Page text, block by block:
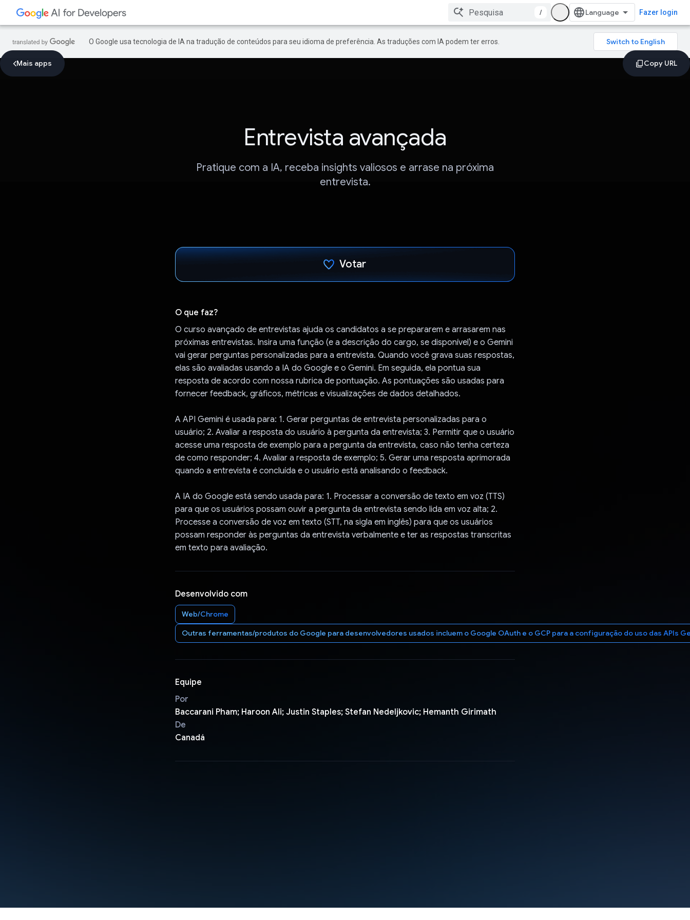
/ Fazer login
O Google usa tecnologia de IA na tradução de conteúdos para seu idioma de preferência. As traduções com IA podem ter erros.
Mais apps
Entrevista avançada
Pratique com a IA, receba insights valiosos e arrase na próxima
entrevista.
Votar
O que faz?
O curso avançado de entrevistas ajuda os candidatos a se prepararem e arrasarem nas
próximas entrevistas. Insira uma função (e a descrição do cargo, se disponível) e o Gemini
vai gerar perguntas personalizadas para a entrevista. Quando você grava suas respostas,
elas são avaliadas usando a IA do Google e o Gemini. Em seguida, ela pontua sua
resposta de acordo com nossa rubrica de pontuação. As pontuações são usadas para
fornecer feedback, gráficos, métricas e visualizações de dados detalhados.
A API Gemini é usada para: 1. Gerar perguntas de entrevista personalizadas para o
usuário; 2. Avaliar a resposta do usuário à pergunta da entrevista; 3. Permitir que o usuário
acesse uma resposta de exemplo para a pergunta da entrevista, caso não tenha certeza
de como responder; 4. Avaliar a resposta de exemplo; 5. Gerar uma resposta aprimorada
quando a entrevista é concluída e o usuário está analisando o feedback.
A IA do Google está sendo usada para: 1. Processar a conversão de texto em voz (TTS)
para que os usuários possam ouvir a pergunta da entrevista sendo lida em voz alta; 2.
Processe a conversão de voz em texto (STT, na sigla em inglês) para que os usuários
possam responder às perguntas da entrevista verbalmente e ter as respostas transcritas
em texto para avaliação.
Desenvolvido com
Web/Chrome
Outras ferramentas/produtos do Google para desenvolvedores usados incluem o Google OAuth e o GCP para a configuração do uso das APIs
Equipe
Por
Baccarani Pham; Haroon Ali; Justin Staples; Stefan Nedeljkovic; Hemanth Girimath
De
Canadá